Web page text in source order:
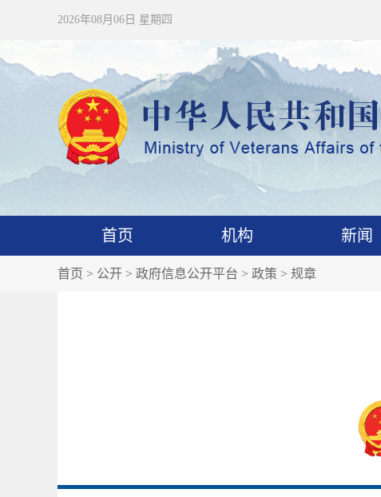
2026年08月06日 星期四
首页 机构 新闻
首页 > 公开 > 政府信息公开平台 > 政策 > 规章